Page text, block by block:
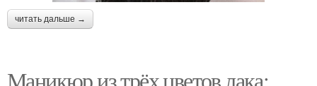
читать дальше →
Маникюр из трёх цветов лака: